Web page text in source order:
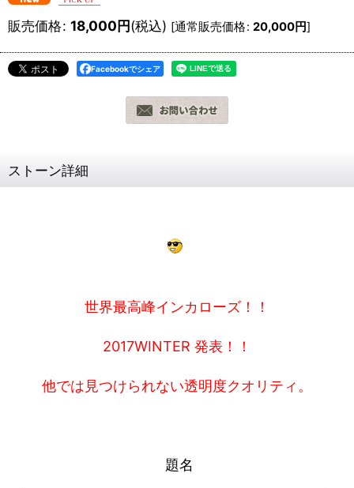
販売価格: 18,000円(税込) [通常販売価格: 20,000円]
Facebookでシェア
ストーン詳細
世界最高峰インカローズ！！
2017WINTER 発表！！
他では見つけられない透明度クオリティ。
題名